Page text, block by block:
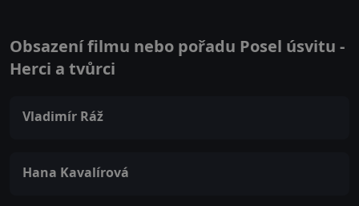
Obsazení filmu nebo pořadu Posel úsvitu -
Herci a tvůrci
Vladimír Ráž
Hana Kavalírová